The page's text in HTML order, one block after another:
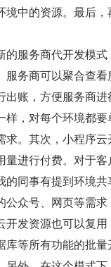
境中的资源。最后，
的服务商代开发模
服务商可以聚合查
出账，方便服务商
样，对每个环境都
求。其次，小程序
量进行付费。对于
的同事有提到环境
公众号、网页等需
开发资源也可以复
库等所有功能的批